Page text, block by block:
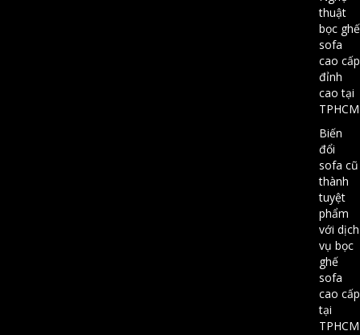
thuật
bọc ghế
sofa
cao cấp
đỉnh
cao tại
TPHCM
Biến
đổi
sofa cũ
thành
tuyệt
phẩm
với dịch
vụ bọc
ghế
sofa
cao cấp
tại
TPHCM